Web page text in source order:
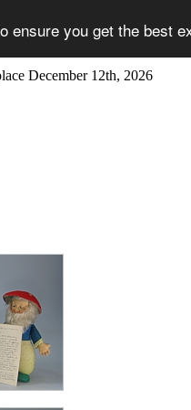
ensure you get the best
December 12th, 2026